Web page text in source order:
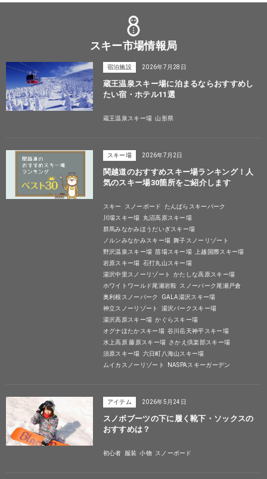
スキー市場情報局
宿泊施設 2026年7月28日
蔵王温泉スキー場に泊まるならおすすめし
たい宿・ホテル11選
蔵王温泉スキー場 山形県
スキー場 2026年7月2日
関越道のおすすめスキー場ランキング！人
気のスキー場30箇所をご紹介します
スキー スノーボード
たんばらスキーパーク
川場スキー場
丸沼高原スキー場
群馬みなかみほうだいぎスキー場
ノルンみなかみスキー場 舞子スノーリゾート
野沢温泉スキー場 苗場スキー場
上越国際スキー場
岩原スキー場 石打丸山スキー場
湯沢中里スノーリゾート
かたしな高原スキー場
ホワイトワールド尾瀬岩鞍 スノーパーク尾瀬戸倉
奥利根スノーパーク
GALA湯沢スキー場
神立スノーリゾート
湯沢パークスキー場
湯沢高原スキー場 かぐらスキー場
オグナほたかスキー場 谷川岳天神平スキー場
水上高原 藤原スキー場 さかえ倶楽部スキー場
須原スキー場 六日町八海山スキー場
ムイカスノーリゾート
NASPAスキーガーデン
アイテム 2026年5月24日
スノボブーツの下に履く靴下・ソックスの
おすすめは？
初心者 服装 小物 スノーボード